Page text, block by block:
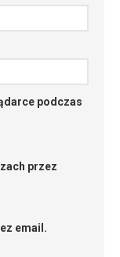
podczas
przez
email.